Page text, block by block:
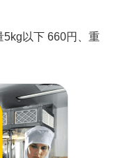
以下 660円、重